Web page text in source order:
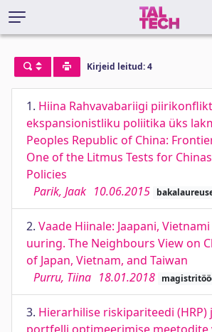
Kirjeid leitud: 4
1. Hiina Rahvavabariigi
ekspansionistliku poliitika üks
Peoples Republic of China:
One of the Litmus Tests for
Policies
Parik, Jaak 10.06.2015
2. Vaade Hiinale: Jaapani,
uuring. The Neighbours View on
of Japan, Vietnam, and Taiwan
Purru, Tiina 18.01.2018
3. Hierarhilise riskipariteedi (HRP)